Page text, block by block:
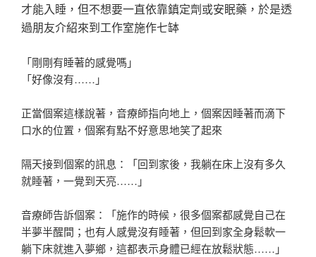
才能入睡，但不想要一直依靠鎮定劑或安眠藥，於是透
過朋友介紹來到工作室施作七缽
「剛剛有睡著的感覺嗎」
「好像沒有……」
正當個案這樣說著，音療師指向地上，個案因睡著而滴下
口水的位置，個案有點不好意思地笑了起來
隔天接到個案的訊息：「回到家後，我躺在床上沒有多久
就睡著，一覺到天亮……」
音療師告訴個案：「施作的時候，很多個案都感覺自己在
半夢半醒間；也有人感覺沒有睡著，但回到家全身鬆軟一
躺下床就進入夢鄉，這都表示身體已經在放鬆狀態……」